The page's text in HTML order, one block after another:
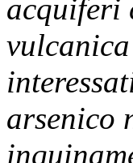
acquiferi
arsenico